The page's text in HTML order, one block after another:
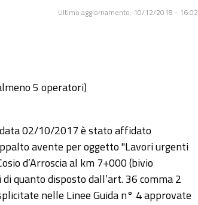
Ultimo aggiornamento: 10/12/2018 - 16:02
5 operatori)
02/10/2017 è stato affidato
avente per oggetto "Lavori urgenti
d’Arroscia al km 7+000 (bivio
quanto disposto dall’art. 36 comma 2
nelle Linee Guida n° 4 approvate